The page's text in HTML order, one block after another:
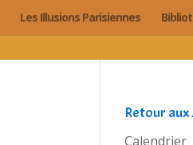
Les Illusions Parisiennes
Retour
Calendrier